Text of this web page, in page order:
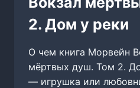
2. Дом у реки
О чем книга Морвейн
мёртвых душ. Том 2.
— игрушка или